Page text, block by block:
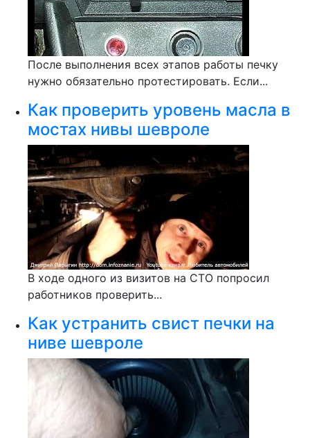
После выполнения всех этапов работы печку
нужно обязательно протестировать. Если...
Как проверить уровень масла в
мостах нивы шевроле
В ходе одного из визитов на СТО попросил
работников проверить...
Как устранить свист печки на
ниве шевроле